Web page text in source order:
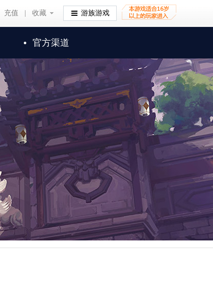
充值 收藏
收藏 游族游戏
• 官方渠道